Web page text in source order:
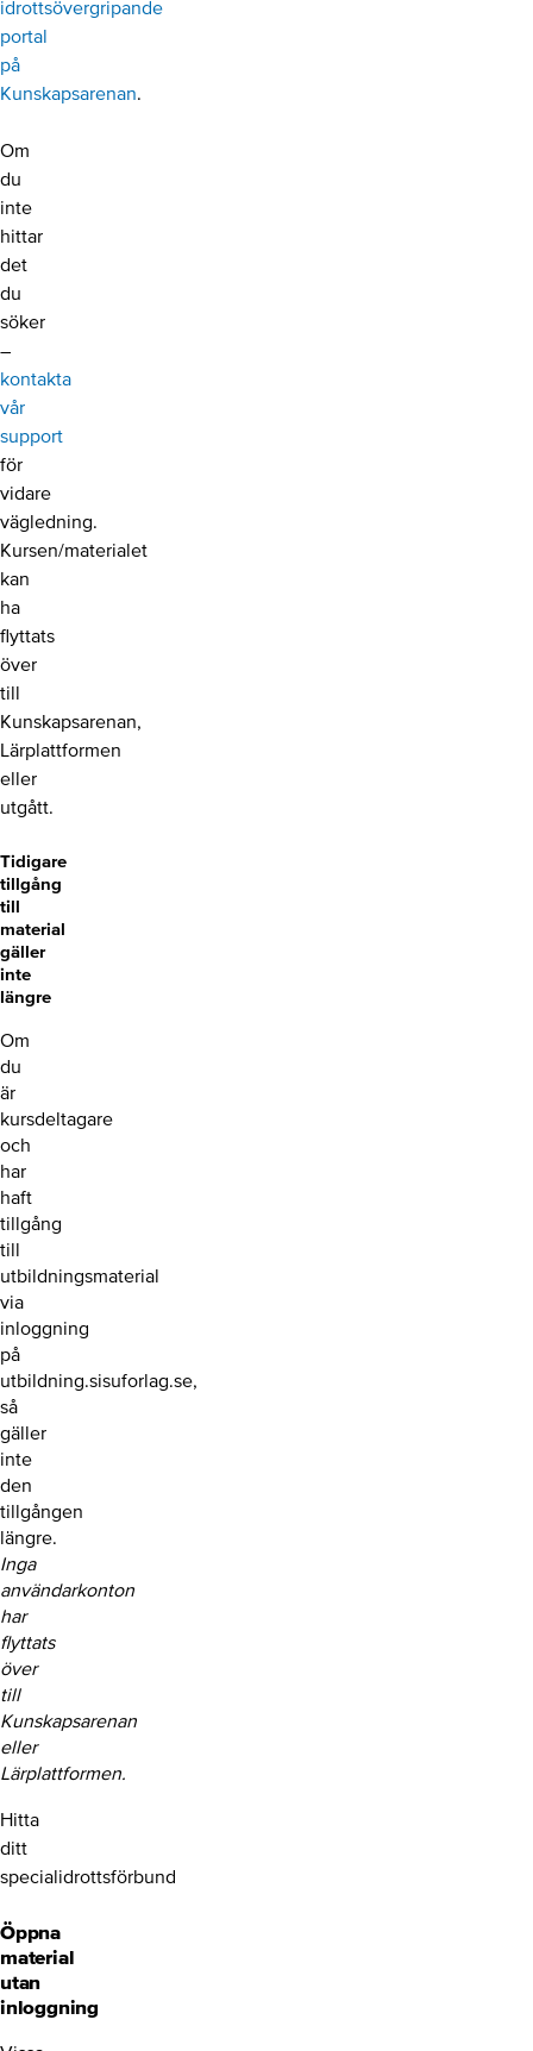
idrottsövergripande
portal
på
Kunskapsarenan.
Om
du
inte
hittar
det
du
söker
–
kontakta
vår
support
för
vidare
vägledning.
Kursen/materialet
kan
ha
flyttats
över
till
Kunskapsarenan,
Lärplattformen
eller
utgått.
Tidigare
tillgång
till
material
gäller
inte
längre
Om
du
är
kursdeltagare
och
har
haft
tillgång
till
utbildningsmaterial
via
inloggning
på
utbildning.sisuforlag.se,
så
gäller
inte
den
tillgången
längre.
Inga
användarkonton
har
flyttats
över
till
Kunskapsarenan
eller
Lärplattformen.
Hitta
ditt
specialidrottsförbund
Öppna
material
utan
inloggning